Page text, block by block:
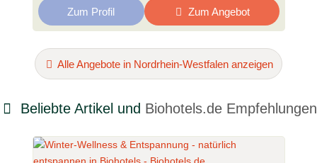
Zum Profil Zum Angebot
Alle Angebote in Nordrhein-Westfalen anzeigen
Beliebte Artikel und Biohotels.de Empfehlungen